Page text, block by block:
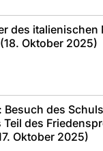
des italienischen
Oktober 2025)
Besuch des
Teil des
Oktober 2025)